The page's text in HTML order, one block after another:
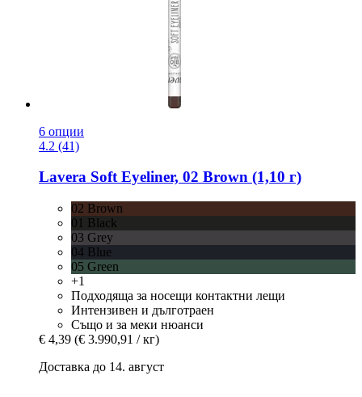
6 опции
4.2 (41)
Lavera Soft Eyeliner, 02 Brown (1,10 г)
02 Brown
01 Black
03 Grey
04 Blue
05 Green
+1
Подходяща за носещи контактни лещи
Интензивен и дълготраен
Също и за меки нюанси
€ 4,39 (€ 3.990,91 / кг)
Доставка до 14. август